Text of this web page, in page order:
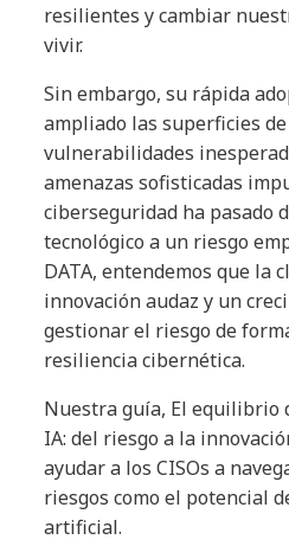
resilientes y cambiar
vivir.
Sin embargo, su rápida
ampliado las superficies
vulnerabilidades
amenazas sofisticadas
ciberseguridad ha pasado
tecnológico a un riesgo
DATA, entendemos que la
innovación audaz y un
gestionar el riesgo de
resiliencia cibernética.
Nuestra guía, El equilibrio
IA: del riesgo a la
ayudar a los CISOs a
riesgos como el potencial
artificial.